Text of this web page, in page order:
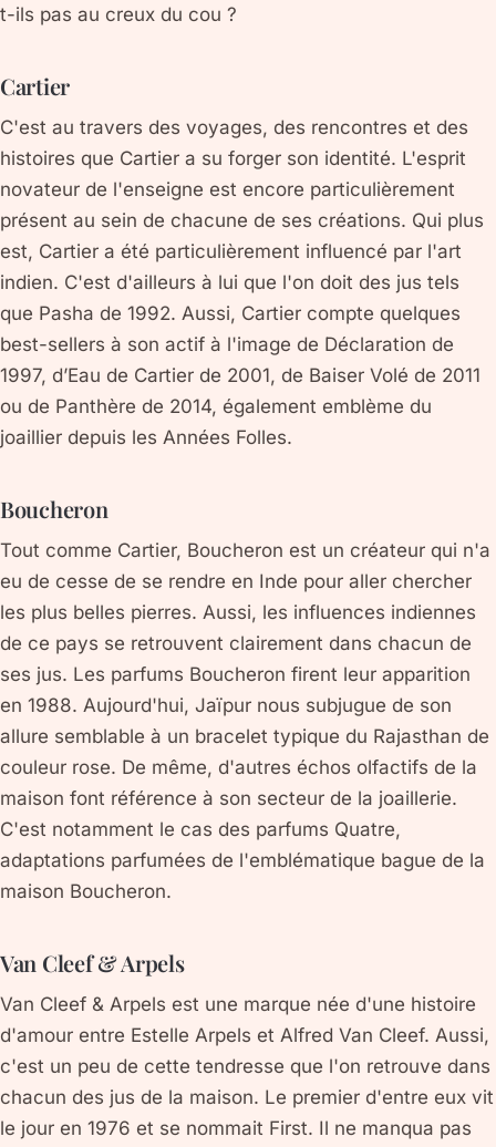
t-ils pas au creux du cou ?
Cartier
C'est au travers des voyages, des rencontres et des
histoires que Cartier a su forger son identité. L'esprit
novateur de l'enseigne est encore particulièrement
présent au sein de chacune de ses créations. Qui plus
est, Cartier a été particulièrement influencé par l'art
indien. C'est d'ailleurs à lui que l'on doit des jus tels
que Pasha de 1992. Aussi, Cartier compte quelques
best-sellers à son actif à l'image de Déclaration de
1997, d’Eau de Cartier de 2001, de Baiser Volé de 2011
ou de Panthère de 2014, également emblème du
joaillier depuis les Années Folles.
Boucheron
Tout comme Cartier, Boucheron est un créateur qui n'a
eu de cesse de se rendre en Inde pour aller chercher
les plus belles pierres. Aussi, les influences indiennes
de ce pays se retrouvent clairement dans chacun de
ses jus. Les parfums Boucheron firent leur apparition
en 1988. Aujourd'hui, Jaïpur nous subjugue de son
allure semblable à un bracelet typique du Rajasthan de
couleur rose. De même, d'autres échos olfactifs de la
maison font référence à son secteur de la joaillerie.
C'est notamment le cas des parfums Quatre,
adaptations parfumées de l'emblématique bague de la
maison Boucheron.
Van Cleef & Arpels
Van Cleef & Arpels est une marque née d'une histoire
d'amour entre Estelle Arpels et Alfred Van Cleef. Aussi,
c'est un peu de cette tendresse que l'on retrouve dans
chacun des jus de la maison. Le premier d'entre eux vit
le jour en 1976 et se nommait First. Il ne manqua pas